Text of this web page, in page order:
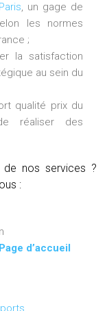
, un gage de
les normes
;
la satisfaction
au sein du
qualité prix du
réaliser des
de nos services ?
:
Page d’accueil